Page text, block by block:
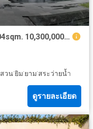
Baan Mai Khao: 2bed 2bath 80.04sqm. 10,300,000 Am: 065619----
สวน·ยิม·ยาม·สระว่ายน้ำ
ดูรายละเอียด